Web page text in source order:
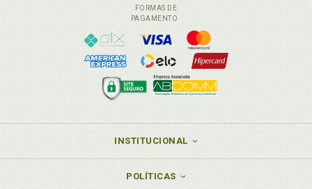
FORMAS DE
PAGAMENTO
INSTITUCIONAL
POLÍTICAS